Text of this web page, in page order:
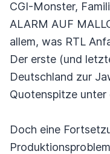
CGI-Monster,
ALARM AUF
allem, was RTL
Der erste (und
Deutschland zur
Quotenspitze
Doch eine